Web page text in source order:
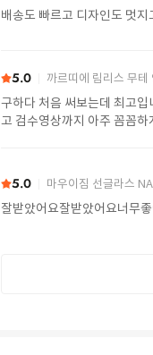
배송도 빠르고 디자인도 멋
5.0 까르띠에 림리스 무테
구하다 처음 써보는데 최고
고 검수영상까지 아주 꼼꼼
5.0 마우이짐 선글라스
잘받았어요잘받았어요너무